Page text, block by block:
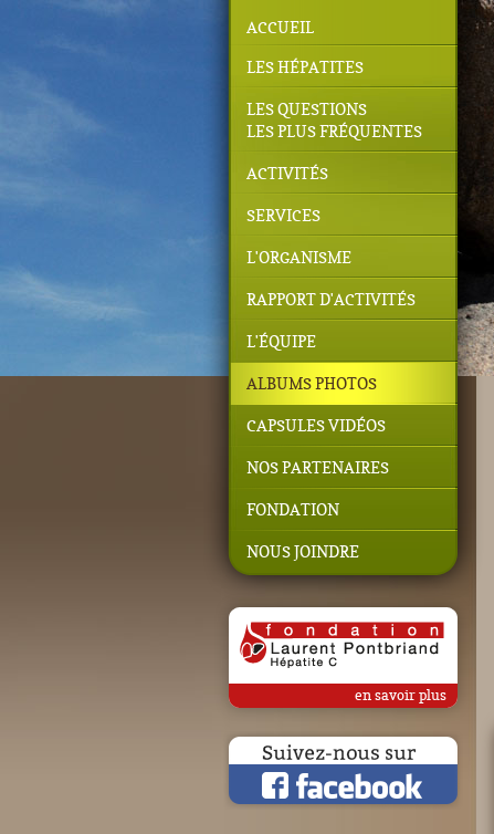
ACCUEIL
LES HÉPATITES
LES QUESTIONS
LES PLUS FRÉQUENTES
ACTIVITÉS
SERVICES
L'ORGANISME
RAPPORT D'ACTIVITÉS
L'ÉQUIPE
ALBUMS PHOTOS
CAPSULES VIDÉOS
NOS PARTENAIRES
FONDATION
NOUS JOINDRE
en savoir plus